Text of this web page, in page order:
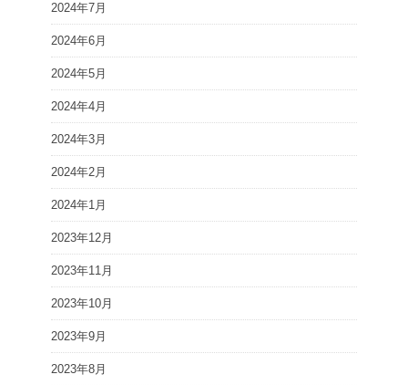
2024年7月
2024年6月
2024年5月
2024年4月
2024年3月
2024年2月
2024年1月
2023年12月
2023年11月
2023年10月
2023年9月
2023年8月